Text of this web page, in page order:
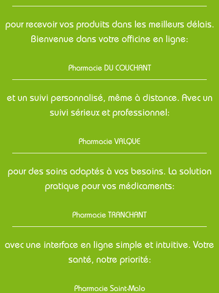
pour recevoir vos produits dans les meilleurs délais.
Bienvenue dans votre officine en ligne:
Pharmacie DU COUCHANT
et un suivi personnalisé, même à distance. Avec un
suivi sérieux et professionnel:
Pharmacie VALQUE
pour des soins adaptés à vos besoins. La solution
pratique pour vos médicaments:
Pharmacie TRANCHANT
avec une interface en ligne simple et intuitive. Votre
santé, notre priorité:
Pharmacie Saint-Malo